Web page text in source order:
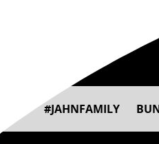
#JAHNFAMILY